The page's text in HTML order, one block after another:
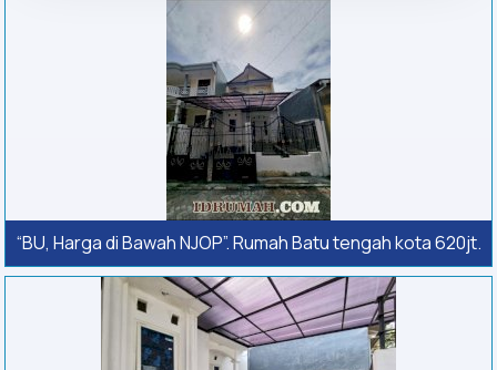
“BU, Harga di Bawah NJOP”. Rumah Batu tengah kota 620jt.